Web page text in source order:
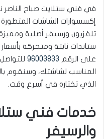
في فني ستلايت صباح
إكسسوارات الشاشات
تلفزيون ورسيفر أصلية
ستاندات ثابتة ومتحركة
على الرقم 96003833
المناسب لشاشتك، وسنقوم
الذي تختاره في أسرع وقت.
خدمات فني
والرسيفر